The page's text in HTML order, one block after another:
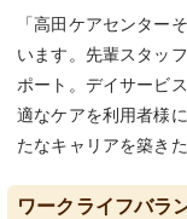
「高田ケアセンター
います。先輩スタッ
ポート。デイサービ
適なケアを利用者様
たなキャリアを築き
ワークライフバラ